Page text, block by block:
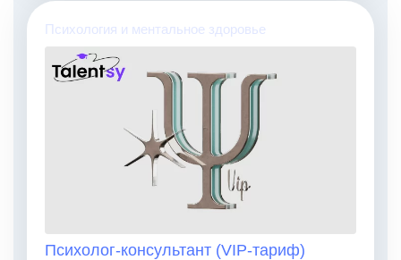
Психология и ментальное здоровье
Психолог-консультант (VIP-тариф)